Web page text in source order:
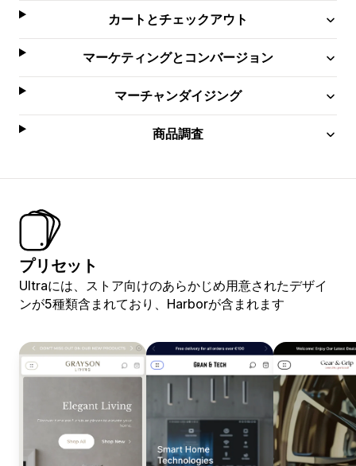
カートとチェックアウト
マーケティングとコンバージョン
マーチャンダイジング
商品調査
プリセット
Ultraには、ストア向けのあらかじめ用意されたデザイ
ンが5種類含まれており、Harborが含まれます